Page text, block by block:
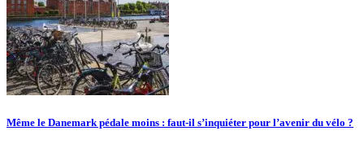
Même le Danemark pédale moins : faut-il s’inquiéter pour l’avenir du vélo ?